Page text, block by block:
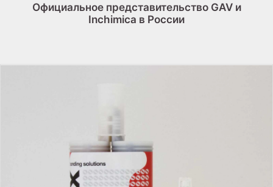
Официальное представительство GAV и
Inchimica в России